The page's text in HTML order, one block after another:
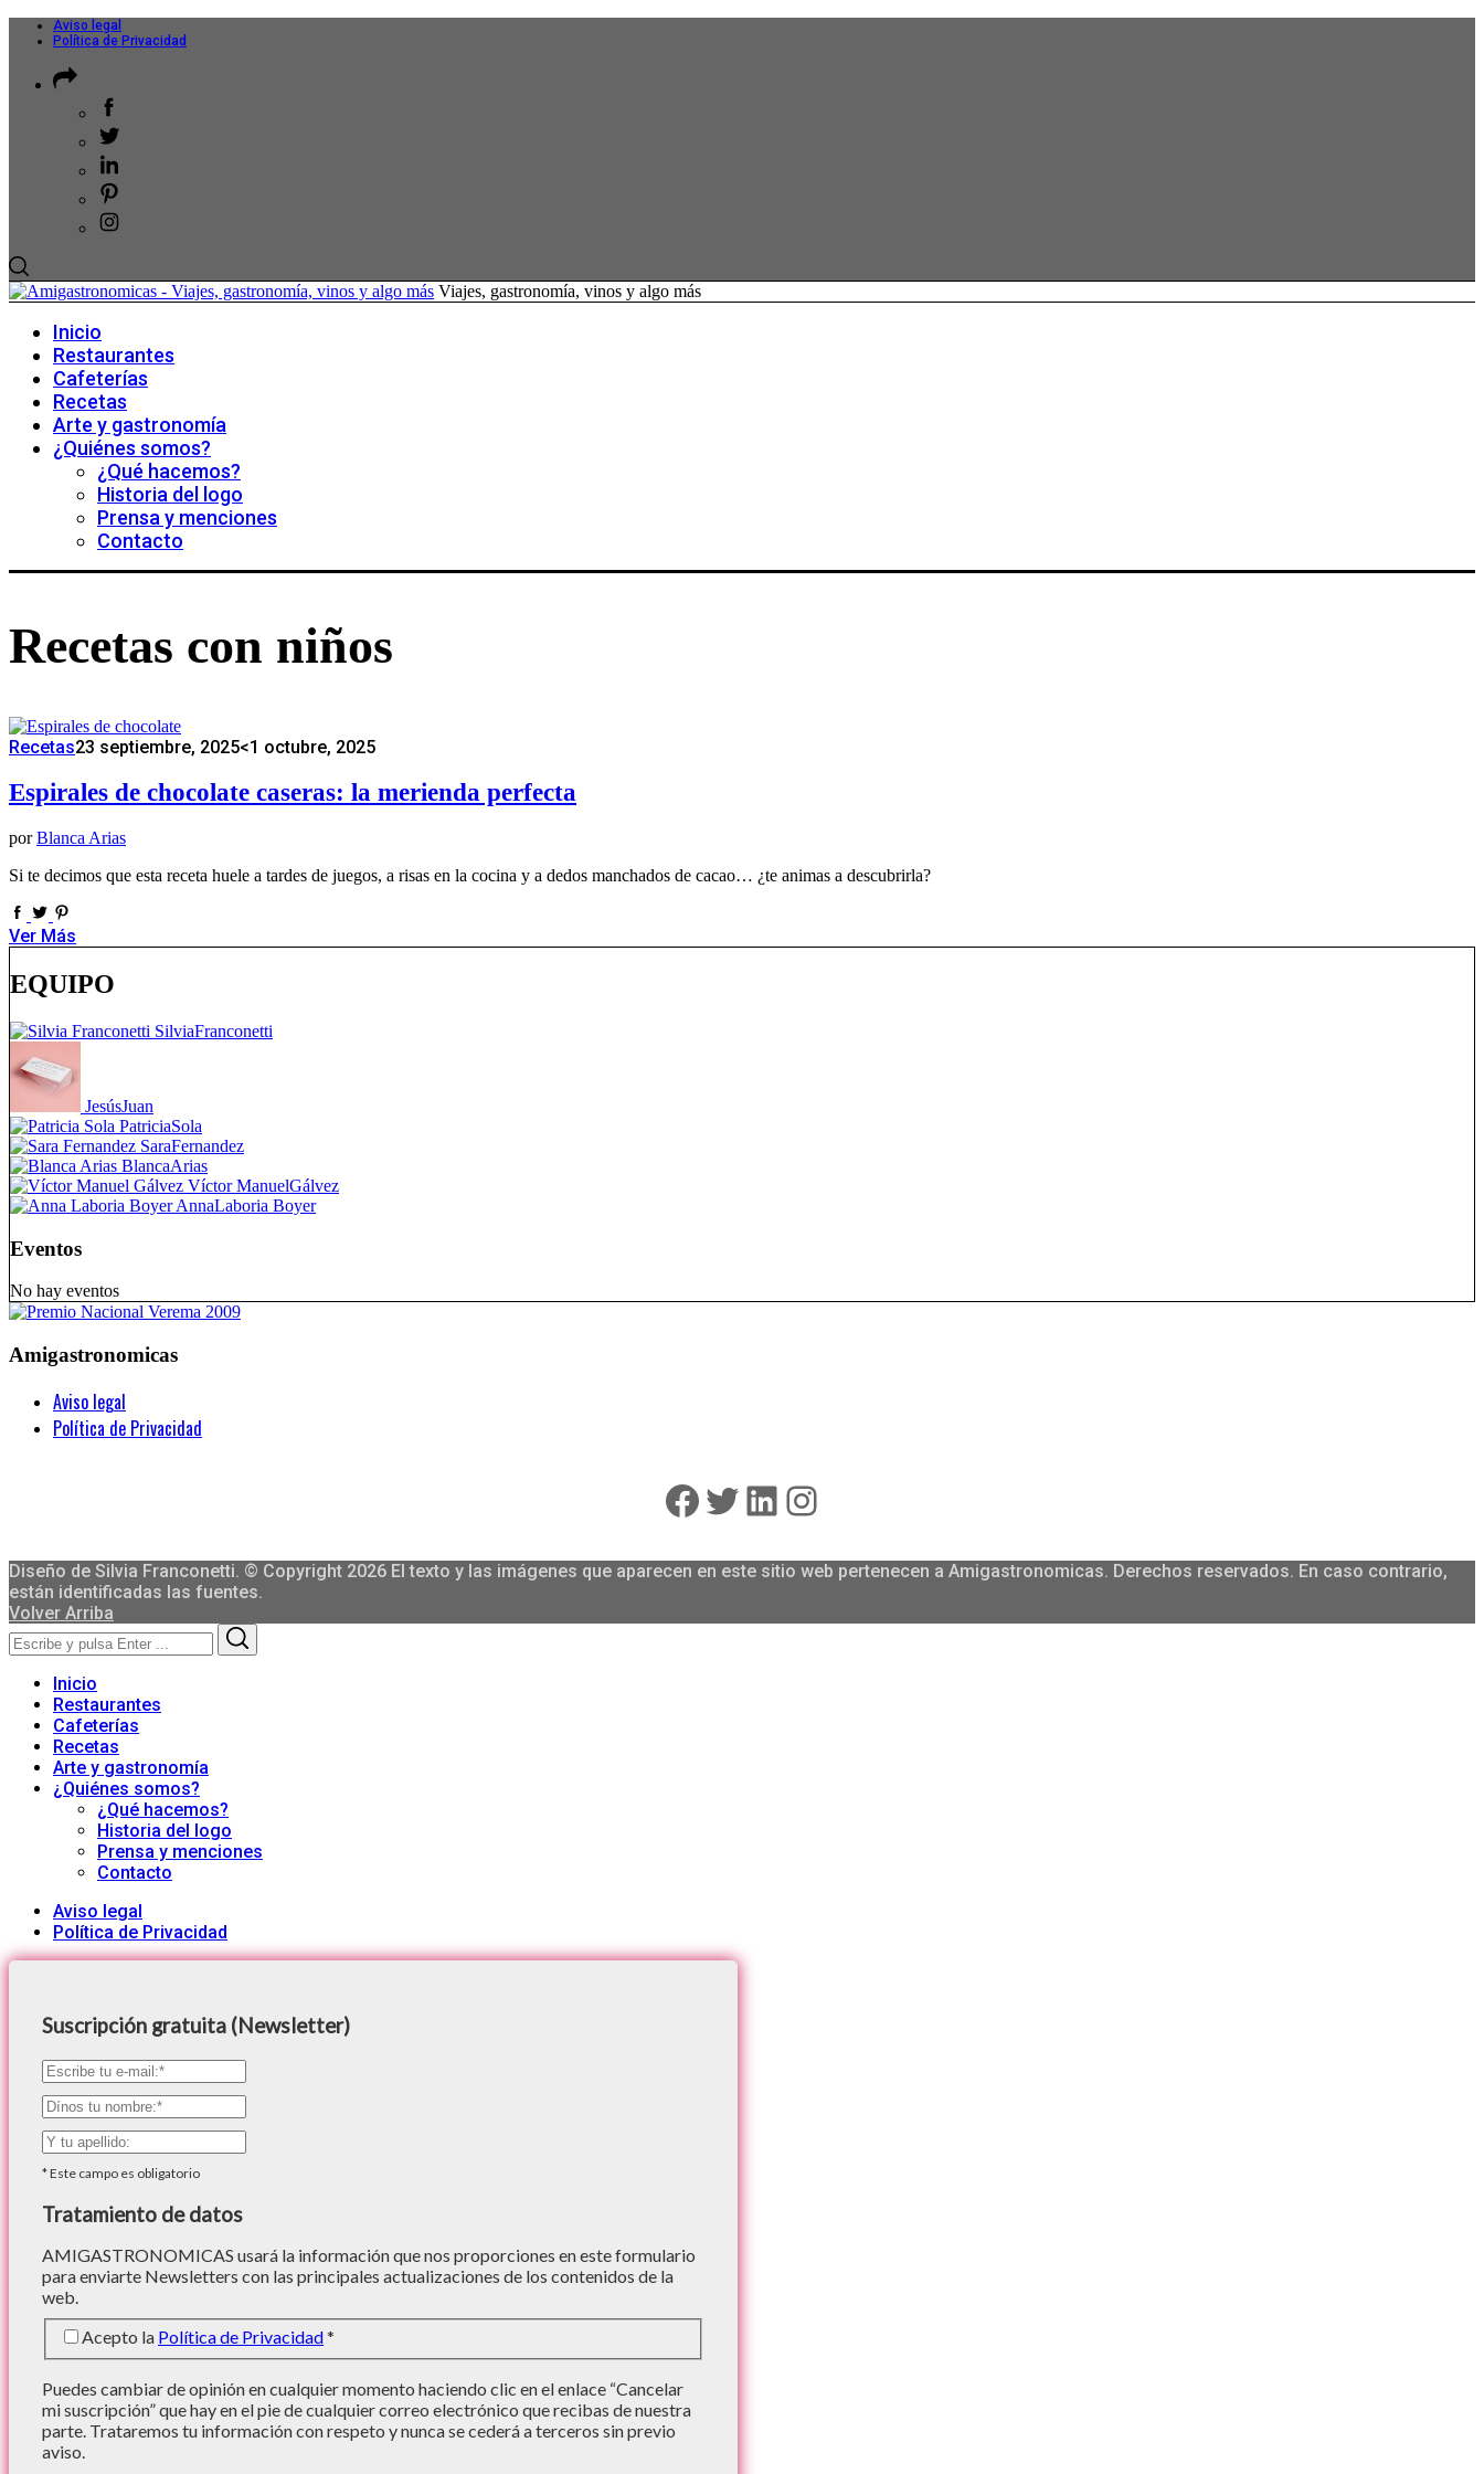
Aviso legal
Política de Privacidad
Viajes, gastronomía, vinos y algo más
Inicio
Restaurantes
Cafeterías
Recetas
Arte y gastronomía
¿Quiénes somos?
¿Qué hacemos?
Historia del logo
Prensa y menciones
Contacto
Recetas con niños
Recetas23 septiembre, 2025<1 octubre, 2025
Espirales de chocolate caseras: la merienda perfecta
por Blanca Arias
Si te decimos que esta receta huele a tardes de juegos, a risas en la cocina y a dedos manchados de cacao… ¿te animas a descubrirla?
Ver Más
EQUIPO
SilviaFranconetti
JesúsJuan
PatriciaSola
SaraFernandez
BlancaArias
Víctor ManuelGálvez
AnnaLaboria Boyer
Eventos
No hay eventos
Amigastronomicas
Aviso legal
Política de Privacidad
Facebook
Twitter
LinkedIn
Instagram
Diseño de Silvia Franconetti. © Copyright 2026 El texto y las imágenes que aparecen en este sitio web pertenecen a Amigastronomicas. Derechos reservados. En caso contrario,
están identificadas las fuentes.
Volver Arriba
Search
for:
Inicio
Restaurantes
Cafeterías
Recetas
Arte y gastronomía
¿Quiénes somos?
¿Qué hacemos?
Historia del logo
Prensa y menciones
Contacto
Aviso legal
Política de Privacidad
Suscripción gratuita (Newsletter)
*Este campo es obligatorio
Tratamiento de datos
AMIGASTRONOMICAS usará la información que nos proporciones en este formulario
para enviarte Newsletters con las principales actualizaciones de los contenidos de la
web.
Acepto la Política de Privacidad*
Puedes cambiar de opinión en cualquier momento haciendo clic en el enlace “Cancelar
mi suscripción” que hay en el pie de cualquier correo electrónico que recibas de nuestra
parte. Trataremos tu información con respeto y nunca se cederá a terceros sin previo
aviso.